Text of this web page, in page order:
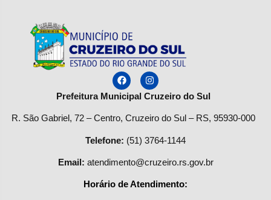
Prefeitura Municipal Cruzeiro do Sul
R. São Gabriel, 72 – Centro, Cruzeiro do Sul – RS, 95930-000
Telefone: (51) 3764-1144
Email: atendimento@cruzeiro.rs.gov.br
Horário de Atendimento: